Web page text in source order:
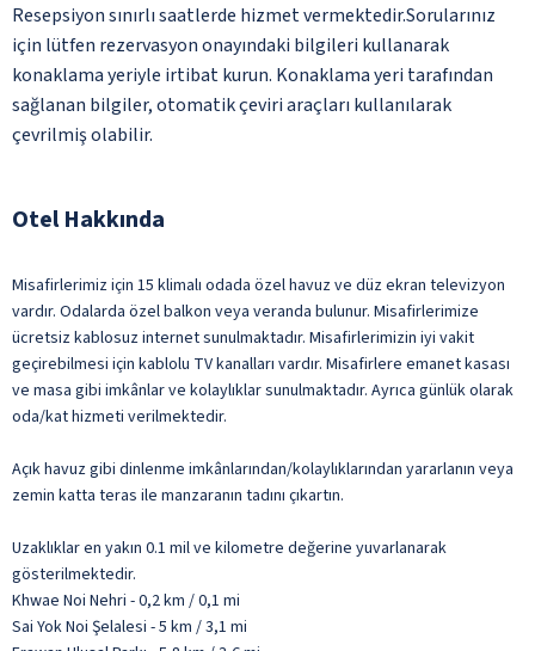
Resepsiyon sınırlı saatlerde hizmet vermektedir.Sorularınız
için lütfen rezervasyon onayındaki bilgileri kullanarak
konaklama yeriyle irtibat kurun. Konaklama yeri tarafından
sağlanan bilgiler, otomatik çeviri araçları kullanılarak
çevrilmiş olabilir.
Otel Hakkında
Misafirlerimiz için 15 klimalı odada özel havuz ve düz ekran televizyon
vardır. Odalarda özel balkon veya veranda bulunur. Misafirlerimize
ücretsiz kablosuz internet sunulmaktadır. Misafirlerimizin iyi vakit
geçirebilmesi için kablolu TV kanalları vardır. Misafirlere emanet kasası
ve masa gibi imkânlar ve kolaylıklar sunulmaktadır. Ayrıca günlük olarak
oda/kat hizmeti verilmektedir.
Açık havuz gibi dinlenme imkânlarından/kolaylıklarından yararlanın veya
zemin katta teras ile manzaranın tadını çıkartın.
Uzaklıklar en yakın 0.1 mil ve kilometre değerine yuvarlanarak
gösterilmektedir.
Khwae Noi Nehri - 0,2 km / 0,1 mi
Sai Yok Noi Şelalesi - 5 km / 3,1 mi